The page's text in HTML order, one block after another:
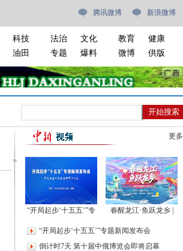
腾讯微博 新浪微博
科技
油田
法治
文化
专题
爆料
教育
健康
微博
供版
更多
“开局起步‘十五五’”专
春醒龙江·鱼跃龙乡 |
主题文化日
“开局起步‘十五五’”专题新闻发布会
倒计时7天 第十届中俄博览会即将启幕